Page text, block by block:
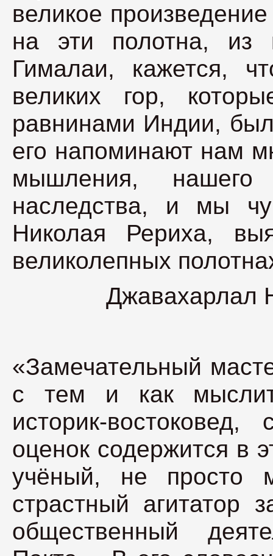
великое
на эти полотна, из
Гималаи, кажется,
великих гор,
равнинами Индии,
его напоминают нам
мышления, нашего
наследства, и мы
Николая Рериха,
великолепных
Джавахарлал
«Замечательный
с тем и как
историк-
оценок содержится в
учёный, не просто
страстный агитатор
общественный